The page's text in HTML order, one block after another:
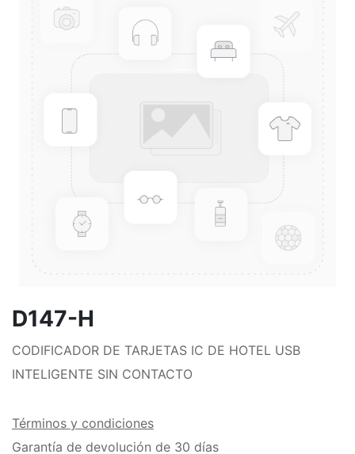
D147-H
CODIFICADOR DE TARJETAS IC DE HOTEL USB
INTELIGENTE SIN CONTACTO
Términos y condiciones
Garantía de devolución de 30 días